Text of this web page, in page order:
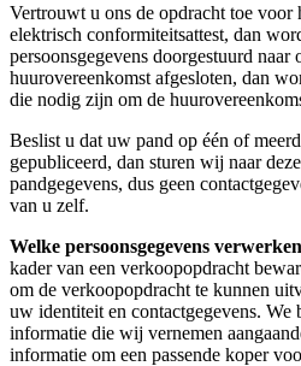
Vertrouwt u ons de opdracht toe voor
elektrisch conformiteitsattest, dan
persoonsgegevens doorgestuurd naar
huurovereenkomst afgesloten, dan
die nodig zijn om de
Beslist u dat uw pand op één of
gepubliceerd, dan sturen wij naar
pandgegevens, dus geen
van u zelf.
Welke persoonsgegevens
kader van een verkoopopdracht
om de verkoopopdracht te kunnen
uw identiteit en contactgegevens. We
informatie die wij vernemen
informatie om een passende koper